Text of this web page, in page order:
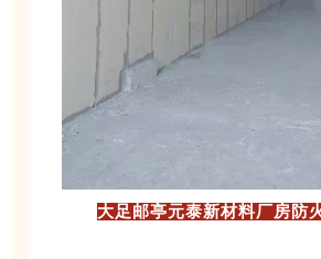
大足邮亭元泰新材料厂房防